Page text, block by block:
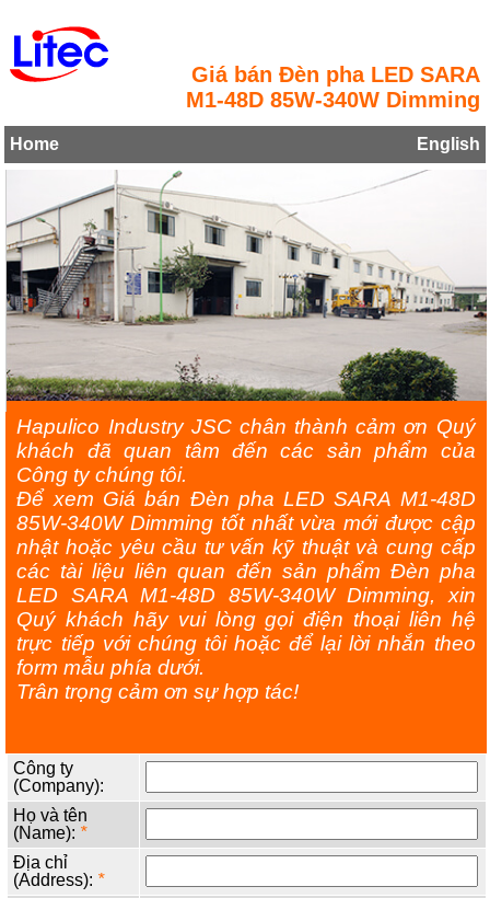
Giá bán Đèn pha LED SARA
M1-48D 85W-340W Dimming
Home English
Hapulico Industry JSC chân thành cảm ơn Quý
khách đã quan tâm đến các sản phẩm của
Công ty chúng tôi.
Để xem Giá bán Đèn pha LED SARA M1-48D
85W-340W Dimming tốt nhất vừa mới được cập
nhật hoặc yêu cầu tư vấn kỹ thuật và cung cấp
các tài liệu liên quan đến sản phẩm Đèn pha
LED SARA M1-48D 85W-340W Dimming, xin
Quý khách hãy vui lòng gọi điện thoại liên hệ
trực tiếp với chúng tôi hoặc để lại lời nhắn theo
form mẫu phía dưới.
Trân trọng cảm ơn sự hợp tác!
Công ty
(Company):
Họ và tên
(Name): *
Địa chỉ
(Address): *